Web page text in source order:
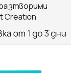
Creation